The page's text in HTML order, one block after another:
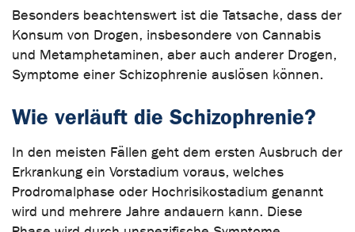
Besonders beachtenswert ist die Tatsache, dass der
Konsum von Drogen, insbesondere von Cannabis
und Metamphetaminen, aber auch anderer Drogen,
Symptome einer Schizophrenie auslösen können.
Wie verläuft die Schizophrenie?
In den meisten Fällen geht dem ersten Ausbruch der
Erkrankung ein Vorstadium voraus, welches
Prodromalphase oder Hochrisikostadium genannt
wird und mehrere Jahre andauern kann. Diese